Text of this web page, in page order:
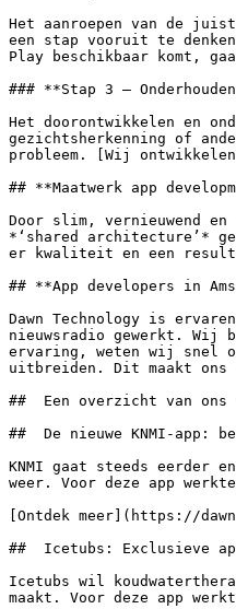
Het aanroepen van de
een stap vooruit te
Play beschikbaar komt,
### **Stap 3 –
Het doorontwikkelen en
gezichtsherkenning of
probleem. [Wij
## **Maatwerk app
Door slim, vernieuwend
*‘shared architecture’*
er kwaliteit en een
## **App developers in
Dawn Technology is
nieuwsradio gewerkt. Wij
ervaring, weten wij snel
uitbreiden. Dit maakt ons
##  Een overzicht van ons
##  De nieuwe KNMI-app:
KNMI gaat steeds eerder
weer. Voor deze app
[Ontdek meer](https://
##  Icetubs: Exclusieve
Icetubs wil
maakt. Voor deze app